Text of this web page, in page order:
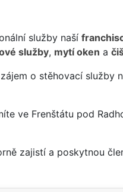
služby naší
služby, mytí oken a
o stěhovací služby
ve Frenštátu pod
zajistí a poskytnou